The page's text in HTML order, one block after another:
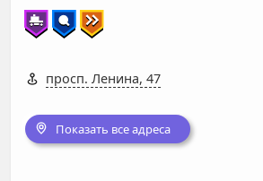
просп. Ленина, 47
Показать все адреса